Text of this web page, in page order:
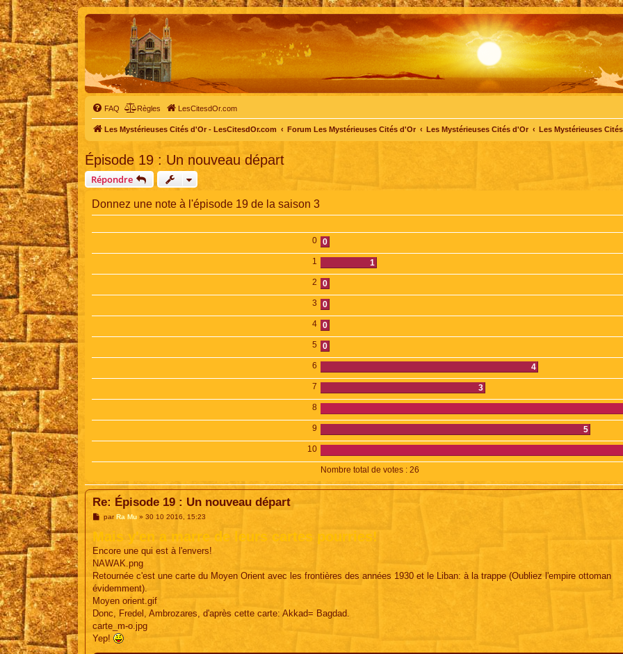
FAQ Règles LesCitesdOr.com
Les Mystérieuses Cités d'Or - LesCitesdOr.com Forum Les Mystérieuses Cités d'Or Les Mystérieuses Cités d'Or Les Mystérieuses
Épisode 19 : Un nouveau départ
Répondre
Donnez une note à l'épisode 19 de la saison 3
0 0
1 1
2 0
3 0
4 0
5 0
6 4
7 3
8
9 5
10
Nombre total de votes : 26
Re: Épisode 19 : Un nouveau départ
M
s
s
a
e
par Ra Mu» 30 10 2016, 15:23
Mais y'en a marre de leurs cartes pourries!
Encore une qui est à l'envers!
NAWAK.png
Retournée c'est une carte du Moyen Orient avec les frontières des années 1930 et le Liban: à la trappe (Oubliez l'empire ottoman
évidemment).
Moyen orient.gif
Donc, Fredel, Ambrozares, d'après cette carte: Akkad= Bagdad.
carte_m-o.jpg
Yep!